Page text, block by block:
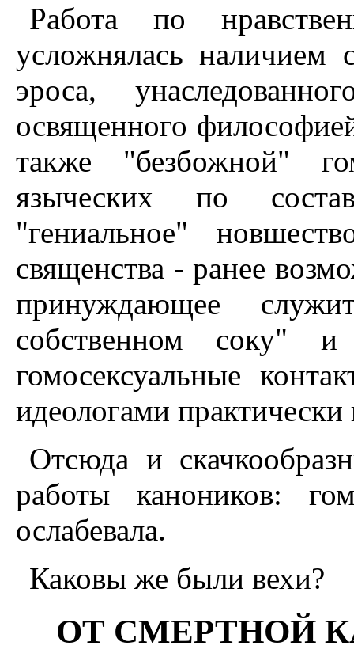
Работа по
усложнялась наличием
эроса,
освященного
также "безбожной"
языческих по
"гениальное"
священства - ранее
принуждающее
собственном соку" и
гомосексуальные
идеологами
Отсюда и
работы каноников:
ослабевала.
Каковы же были вехи?
ОТ СМЕРТНОЙ